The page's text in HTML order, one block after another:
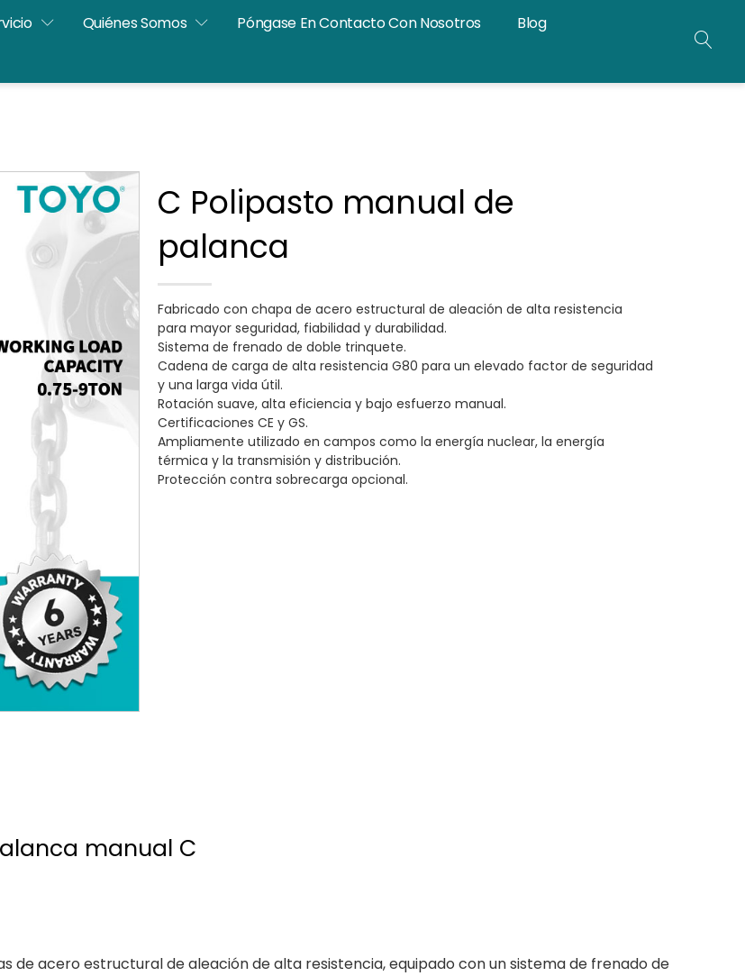
Quiénes Somos Póngase En Contacto Con Nosotros
Blog
C Polipasto manual de
palanca
Fabricado con chapa de acero estructural de aleación de alta resistencia
para mayor seguridad, fiabilidad y durabilidad.
Sistema de frenado de doble trinquete.
Cadena de carga de alta resistencia G80 para un elevado factor de seguridad
y una larga vida útil.
Rotación suave, alta eficiencia y bajo esfuerzo manual.
Certificaciones CE y GS.
Ampliamente utilizado en campos como la energía nuclear, la energía
térmica y la transmisión y distribución.
Protección contra sobrecarga opcional.
manual C
de acero estructural de aleación de alta resistencia, equipado con un sistema de frenado de